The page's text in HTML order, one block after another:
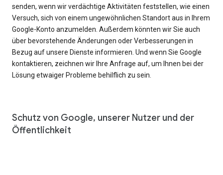
senden, wenn wir verdächtige Aktivitäten feststellen, wie einen
Versuch, sich von einem ungewöhnlichen Standort aus in Ihrem
Google-Konto anzumelden. Außerdem könnten wir Sie auch
über bevorstehende Änderungen oder Verbesserungen in
Bezug auf unsere Dienste informieren. Und wenn Sie Google
kontaktieren, zeichnen wir Ihre Anfrage auf, um Ihnen bei der
Lösung etwaiger Probleme behilflich zu sein.
Schutz von Google, unserer Nutzer und der
Öffentlichkeit